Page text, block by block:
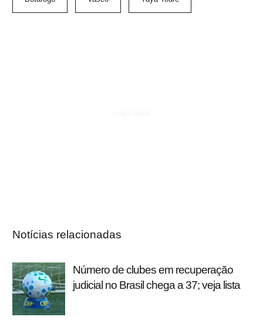
Notícias relacionadas
Número de clubes em recuperação
judicial no Brasil chega a 37; veja lista